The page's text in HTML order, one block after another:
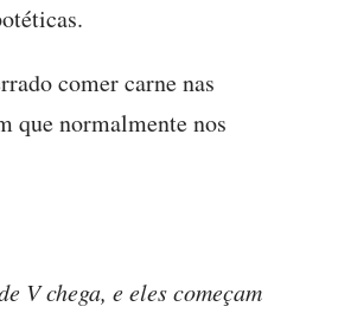
comer carne nas
que normalmente nos
V chega, e eles começam